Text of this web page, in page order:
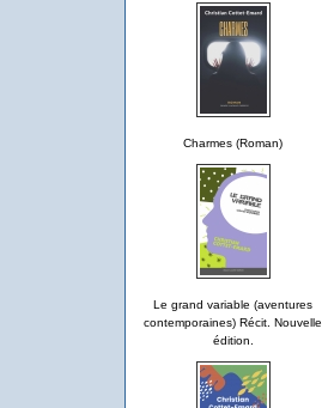
Charmes (Roman)
Le grand variable (aventures
contemporaines) Récit. Nouvelle
édition.